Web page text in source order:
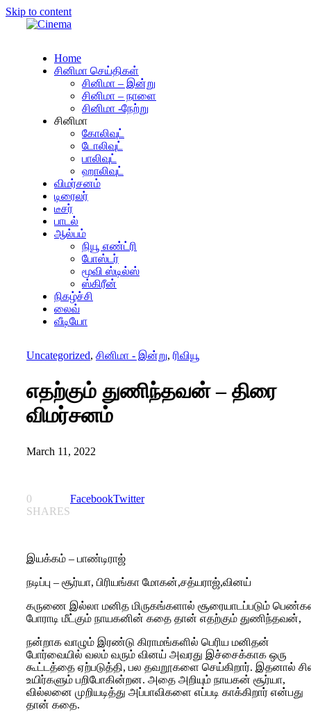
Skip to content
Home
சினிமா செய்திகள்
சினிமா – இன்று
சினிமா – நாளை
சினிமா -நேற்று
சினிமா
கோலிவுட்
டோலிவுட்
பாலிவுட்
ஹாலிவுட்
விமர்சனம்
டிரைலர்
டீசர்
பாடல்
ஆல்பம்
நியூ எண்ட்ரி
போஸ்டர்
மூவி ஸ்டில்ஸ்
ஸ்கிரீன்
நிகழ்ச்சி
லைவ்
வீடியோ
Uncategorized, சினிமா - இன்று, ரிவியூ
எதற்கும் துணிந்தவன் – திரை
விமர்சனம்
March 11, 2022
0
SHARES
FacebookTwitter
இயக்கம் – பாண்டிராஜ்
நடிப்பு – சூர்யா, பிரியங்கா மோகன்,சத்யராஜ்,வினய்
கருணை இல்லா மனித மிருகங்களால் சூரையாடப்படும்
போராடி மீட்கும் நாயகனின் கதை தான் எதற்கும் துணிந்தவன்,
நன்றாக வாழும் இரண்டு கிராமங்களில் பெரிய மனிதன்
போர்வையில் வலம் வரும் வினய் அவரது இச்சைக்காக ஒரு
கூட்டத்தை ஏற்படுத்தி, பல தவறூகளை செய்கிறார். இதனால்
உயிர்களும் பறிபோகின்றன. அதை அறியும் நாயகன் சூர்யா,
வில்லனை முறியடித்து அப்பாவிகளை எப்படி காக்கிறார் என்பது
தான் கதை.